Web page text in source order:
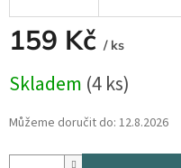
159 Kč / ks
cena:
Skladem (4 ks)
Můžeme doručit do: 12.8.2026